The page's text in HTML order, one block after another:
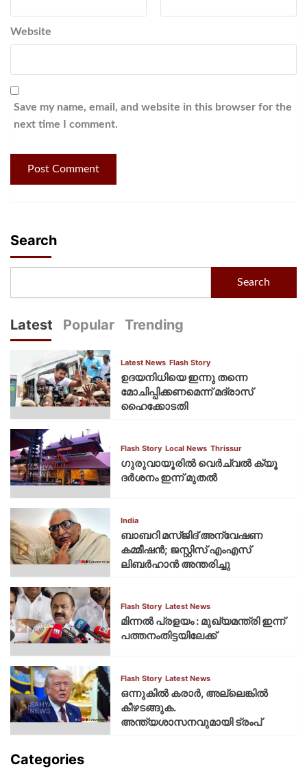
Website
Save my name, email, and website in this browser for the
next time I comment.
Search
Search
Latest Popular Trending
Latest News Flash Story
ഉദയനിധിയെ ഇന്നു തന്നെ
മോചിപ്പിക്കണമെന്ന് മദ്രാസ്
ഹൈക്കോടതി
Flash Story Local News Thrissur
ഗുരുവായൂരില്‍ വെര്‍ച്വല്‍ ക്യൂ
ദര്‍ശനം ഇന്ന് മുതല്‍
India
ബാബറി മസ്ജിദ് അന്വേഷണ
കമ്മീഷന്‍; ജസ്റ്റിസ് എംഎസ്
ലിബര്‍ഹാന്‍ അന്തരിച്ചു
Flash Story Latest News
മിന്നല്‍ പ്രളയം : മുഖ്യമന്ത്രി ഇന്ന്
പത്തനംതിട്ടയിലേക്ക്
Flash Story Latest News
ഒന്നുകില്‍ കരാര്‍, അല്ലെങ്കില്‍
കീഴടങ്ങുക.
അന്ത്യശാസനവുമായി ട്രംപ്
Categories